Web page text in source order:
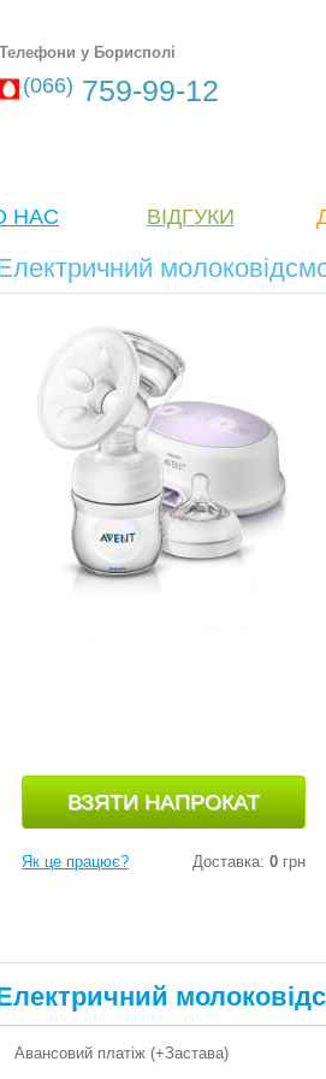
Телефони у Борисполі
(066) 759-99-12
НАС ВІДГУКИ
Як це працює? Доставка: 0 грн
Авансовий платіж (+Застава)